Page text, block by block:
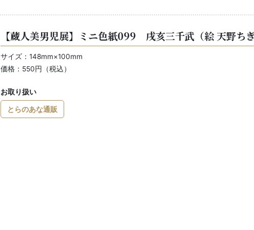
【蔵人美男児展】ミニ色紙099 戌亥三千武（絵 天野ち
サイズ：148mm×100mm
価格：550円（税込）
お取り扱い
とらのあな通販